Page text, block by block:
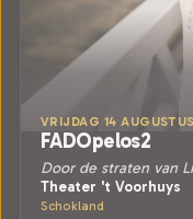
VRIJDAG 14
FADOpelos2
Door de straten van
Theater 't Voorhuys
Schokland